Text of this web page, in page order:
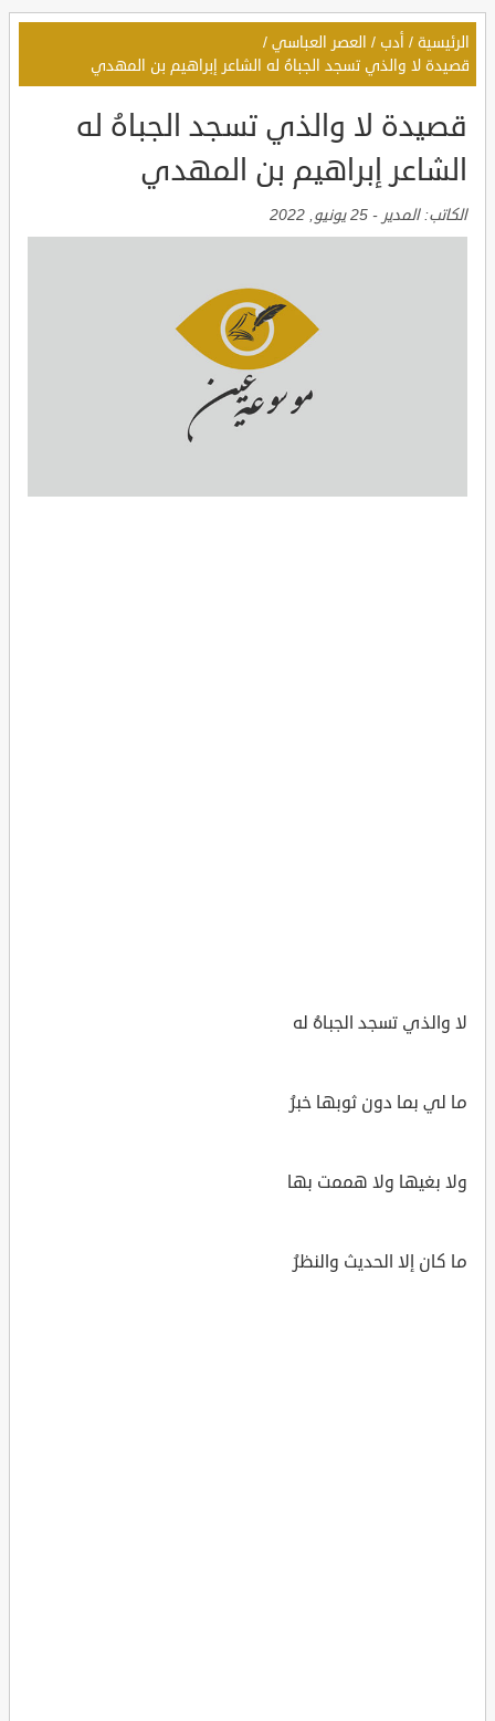
الرئيسية / أدب / العصر العباسي /
قصيدة لا والذي تسجد الجباهُ له الشاعر إبراهيم بن المهدي
قصيدة لا والذي تسجد الجباهُ له
الشاعر إبراهيم بن المهدي
الكاتب:المدير - 25 يونيو, 2022
لا والذي تسجد الجباهُ له
ما لي بما دون ثوبها خبرُ
ولا بغيها ولا هممت بها
ما كان إلا الحديث والنظرُ